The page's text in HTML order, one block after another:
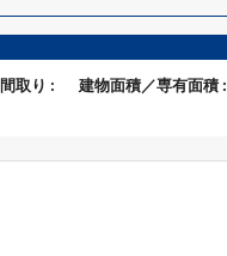
間取り : 建物面積／専有面積 :